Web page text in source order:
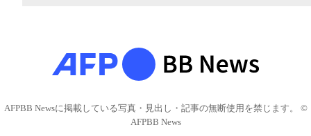
AFPBB Newsに掲載している写真・見出し・記事の無断使用を禁じます。 ©
AFPBB News